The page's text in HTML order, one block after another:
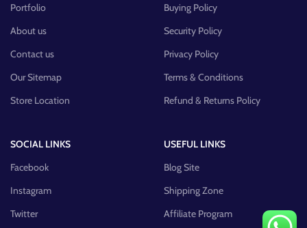
Portfolio
About us
Contact us
Our Sitemap
Store Location
Buying Policy
Security Policy
Privacy Policy
Terms & Conditions
Refund & Returns Policy
SOCIAL LINKS
Facebook
Instagram
Twitter
USEFUL LINKS
Blog Site
Shipping Zone
Affiliate Program